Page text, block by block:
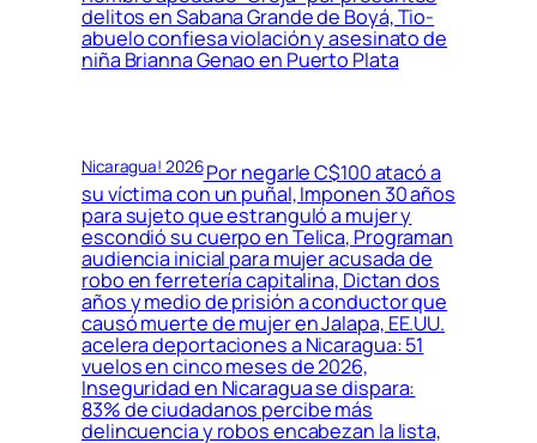
delitos en Sabana Grande de Boyá, Tio-
abuelo confiesa violación y asesinato de
niña Brianna Genao en Puerto Plata
Nicaragua! 2026Por negarle C$100 atacó a
su víctima con un puñal, Imponen 30 años
para sujeto que estranguló a mujer y
escondió su cuerpo en Telica, Programan
audiencia inicial para mujer acusada de
robo en ferretería capitalina, Dictan dos
años y medio de prisión a conductor que
causó muerte de mujer en Jalapa, EE.UU.
acelera deportaciones a Nicaragua: 51
vuelos en cinco meses de 2026,
Inseguridad en Nicaragua se dispara:
83% de ciudadanos percibe más
delincuencia y robos encabezan la lista,